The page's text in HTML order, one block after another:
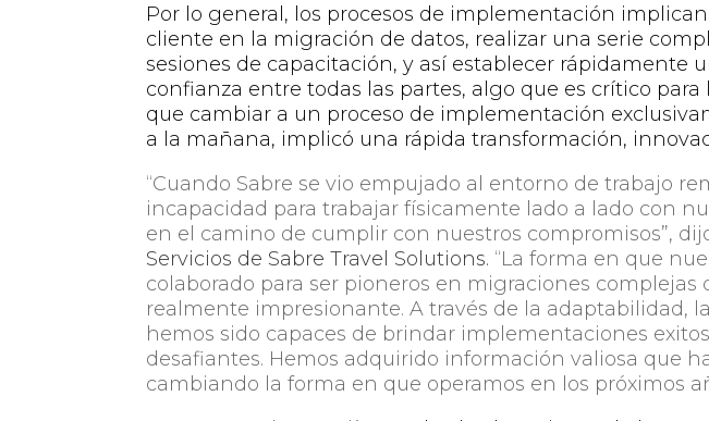
Por lo general, los procesos de implementación
cliente en la migración de datos, realizar una serie
sesiones de capacitación, y así establecer rápidamente
confianza entre todas las partes, algo que es crítico
que cambiar a un proceso de implementación
a la mañana, implicó una rápida transformación,
“Cuando Sabre se vio empujado al entorno de trabajo
incapacidad para trabajar físicamente lado a lado con
en el camino de cumplir con nuestros compromisos”,
Servicios de Sabre Travel Solutions. “La forma en que
colaborado para ser pioneros en migraciones complejas
realmente impresionante. A través de la adaptabilidad,
hemos sido capaces de brindar implementaciones
desafiantes. Hemos adquirido información valiosa que
cambiando la forma en que operamos en los próximos